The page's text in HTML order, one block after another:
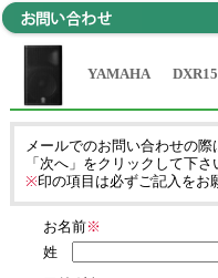
YAMAHA
メールでのお問い合わせの
「次へ」をクリックして下さ
※印の項目は必ずご記入をお
お名前※
姓